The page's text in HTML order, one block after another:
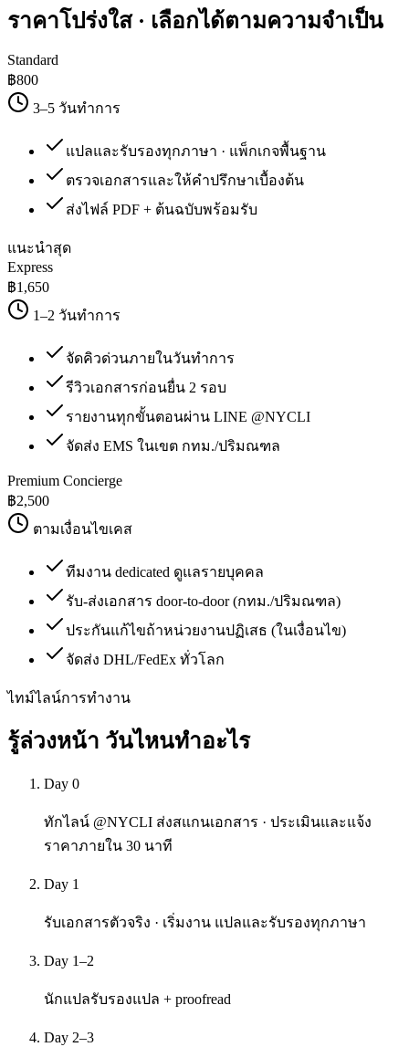
ราคาโปร่งใส· เลือกได้ตามความจำเป็น
Standard
฿800
3–5 วันทำการ
แปลและรับรองทุกภาษา · แพ็กเกจพื้นฐาน
ตรวจเอกสารและให้คำปรึกษาเบื้องต้น
ส่งไฟล์ PDF + ต้นฉบับพร้อมรับ
แนะนำสุด
Express
฿1,650
1–2 วันทำการ
จัดคิวด่วนภายในวันทำการ
รีวิวเอกสารก่อนยื่น 2 รอบ
รายงานทุกขั้นตอนผ่าน LINE @NYCLI
จัดส่ง EMS ในเขต กทม./ปริมณฑล
Premium Concierge
฿2,500
ตามเงื่อนไขเคส
ทีมงาน dedicated ดูแลรายบุคคล
รับ-ส่งเอกสาร door-to-door (กทม./ปริมณฑล)
ประกันแก้ไขถ้าหน่วยงานปฏิเสธ (ในเงื่อนไข)
จัดส่ง DHL/FedEx ทั่วโลก
ไทม์ไลน์การทำงาน
รู้ล่วงหน้า วันไหนทำอะไร
Day 0
ทักไลน์ @NYCLI ส่งสแกนเอกสาร · ประเมินและแจ้ง
ราคาภายใน 30 นาที
Day 1
รับเอกสารตัวจริง · เริ่มงาน แปลและรับรองทุกภาษา
Day 1–2
นักแปลรับรองแปล + proofread
Day 2–3